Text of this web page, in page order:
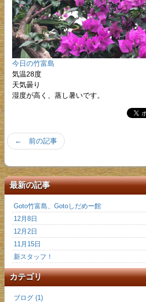
今日の竹富島
気温28度
天気曇り
湿度が高く、蒸し暑いです。
← 前の記事
最新の記事
Goto竹富島、Gotoしだめー館
12月8日
12月2日
11月15日
新スタッフ！
カテゴリ
ブログ (1)